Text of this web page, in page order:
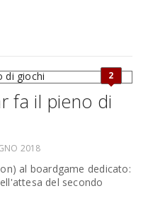
2
fa il pieno di
2018
al boardgame dedicato:
del secondo